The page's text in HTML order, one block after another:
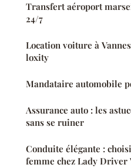
Transfert aéroport
24/7
Location voiture à
loxity
Mandataire automobile
Assurance auto : les
sans se ruiner
Conduite élégante :
femme chez Lady Driver